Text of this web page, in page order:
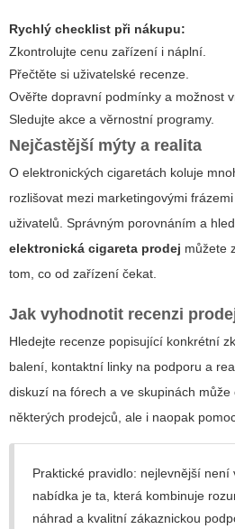
Rychlý checklist při nákupu:
Zkontrolujte cenu zařízení i náplní.
Přečtěte si uživatelské recenze.
Ověřte dopravní podmínky a možnost
Sledujte akce a věrnostní programy.
Nejčastější mýty a realita
O elektronických cigaretách koluje
rozlišovat mezi marketingovými
uživatelů. Správným porovnáním a
elektronická cigareta prodej můžete
tom, co od zařízení čekat.
Jak vyhodnotit recenzi
Hledejte recenze popisující konkrétní
balení, kontaktní linky na podporu a
diskuzí na fórech a ve skupinách
některých prodejců, ale i naopak
Praktické pravidlo: nejlevnější
nabídka je ta, která kombinuje
náhrad a kvalitní zákaznickou